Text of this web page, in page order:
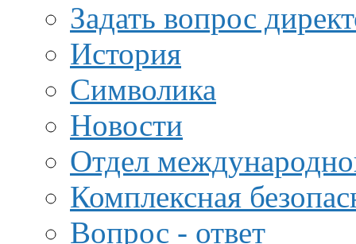
Задать вопрос
История
Символика
Новости
Отдел
Комплексная
Вопрос - ответ